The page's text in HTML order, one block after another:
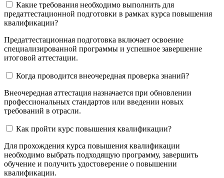
Какие требования необходимо выполнить для
предаттестационной подготовки в рамках курса повышения
квалификации?
Предаттестационная подготовка включает освоение
специализированной программы и успешное завершение
итоговой аттестации.
Когда проводится внеочередная проверка знаний?
Внеочередная аттестация назначается при обновлении
профессиональных стандартов или введении новых
требований в отрасли.
Как пройти курс повышения квалификации?
Для прохождения курса повышения квалификации
необходимо выбрать подходящую программу, завершить
обучение и получить удостоверение о повышении
квалификации.